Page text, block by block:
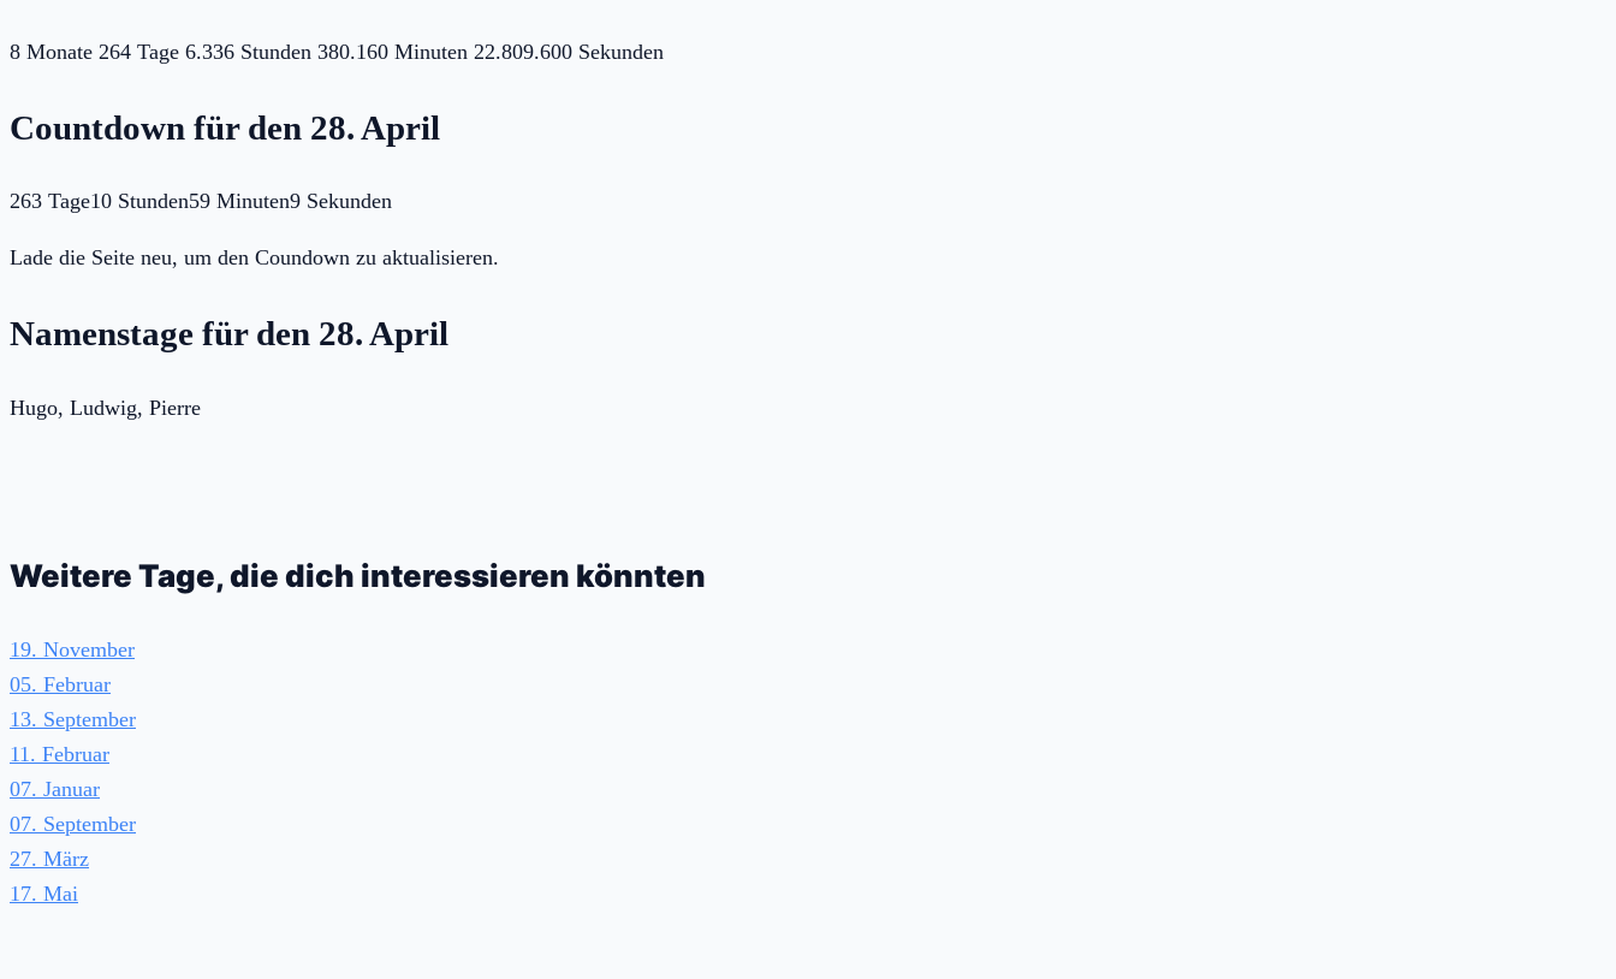
8 Monate 264 Tage 6.336 Stunden 380.160 Minuten 22.809.600 Sekunden
Countdown für den 28. April
263 Tage10 Stunden59 Minuten9 Sekunden
Lade die Seite neu, um den Coundown zu aktualisieren.
Namenstage für den 28. April
Hugo, Ludwig, Pierre
Weitere Tage, die dich interessieren könnten
19. November
05. Februar
13. September
11. Februar
07. Januar
07. September
27. März
17. Mai